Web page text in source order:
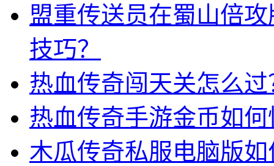
盟重传送员在蜀山倍
技巧？
热血传奇闯天关怎么
热血传奇手游金币如
木瓜传奇私服电脑版